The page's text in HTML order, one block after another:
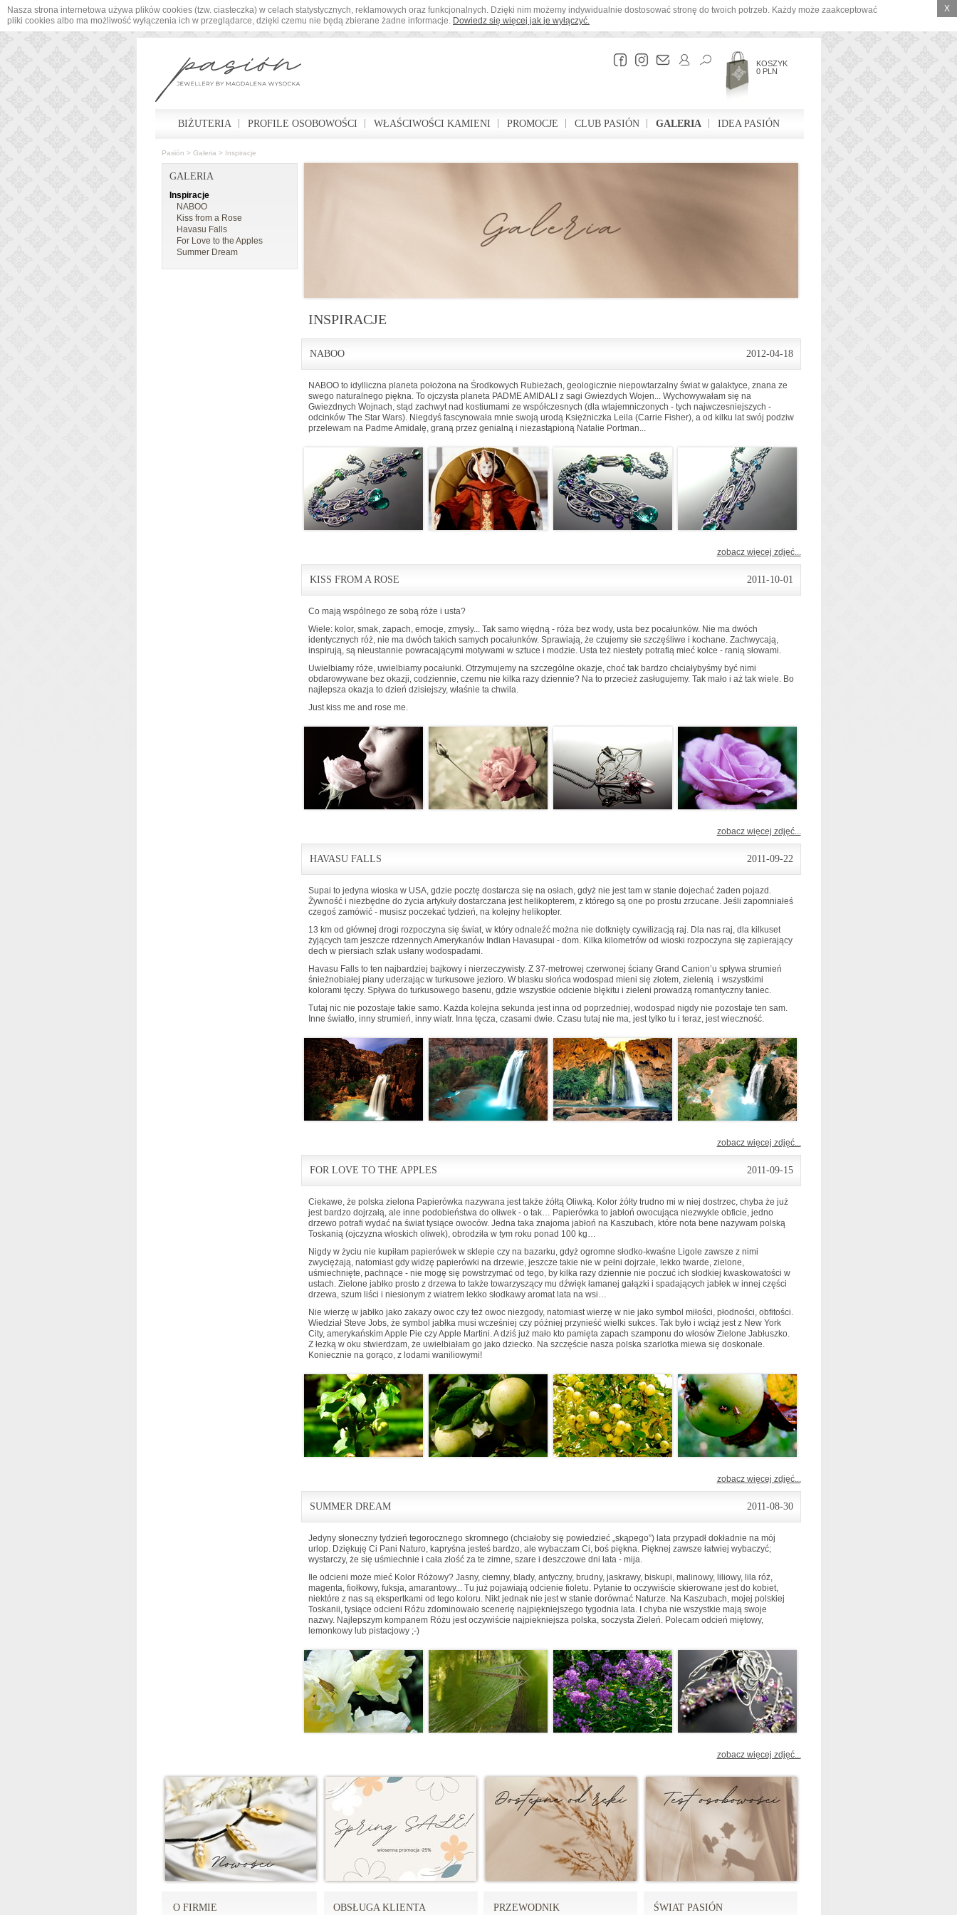
Nasza strona internetowa używa plików cookies (tzw. ciasteczka) w celach statystycznych, reklamowych oraz funkcjonalnych. Dzięki nim możemy indywidualnie dostosować stronę do twoich potrzeb. Każdy może zaakceptować
pliki cookies albo ma możliwość wyłączenia ich w przeglądarce, dzięki czemu nie będą zbierane żadne informacje. Dowiedz się więcej jak je wyłączyć.
X
BIŻUTERIA PROFILE OSOBOWOŚCI WŁAŚCIWOŚCI KAMIENI PROMOCJE CLUB PASIÓN GALERIA IDEA PASIÓN
KOSZYK
0 PLN
Pasión > Galeria > Inspiracje
GALERIA
Inspiracje
NABOO
Kiss from a Rose
Havasu Falls
For Love to the Apples
Summer Dream
INSPIRACJE
NABOO 2012-04-18
NABOO to idylliczna planeta położona na Środkowych Rubieżach, geologicznie niepowtarzalny świat w galaktyce, znana ze
swego naturalnego piękna. To ojczysta planeta PADME AMIDALI z sagi Gwiezdych Wojen... Wychowywałam się na
Gwiezdnych Wojnach, stąd zachwyt nad kostiumami ze współczesnych (dla wtajemniczonych - tych najwczesniejszych -
odcinków The Star Wars). Niegdyś fascynowała mnie swoją urodą Księżniczka Leila (Carrie Fisher), a od kilku lat swój podziw
przelewam na Padme Amidalę, graną przez genialną i niezastąpioną Natalie Portman...
zobacz więcej zdjęć...
KISS FROM A ROSE 2011-10-01
Co mają wspólnego ze sobą róże i usta?
Wiele: kolor, smak, zapach, emocje, zmysły... Tak samo więdną - róża bez wody, usta bez pocałunków. Nie ma dwóch
identycznych róż, nie ma dwóch takich samych pocałunków. Sprawiają, że czujemy sie szczęśliwe i kochane. Zachwycają,
inspirują, są nieustannie powracającymi motywami w sztuce i modzie. Usta też niestety potrafią mieć kolce - ranią słowami.
Uwielbiamy róże, uwielbiamy pocałunki. Otrzymujemy na szczególne okazje, choć tak bardzo chciałybyśmy być nimi
obdarowywane bez okazji, codziennie, czemu nie kilka razy dziennie? Na to przecież zasługujemy. Tak mało i aż tak wiele. Bo
najlepsza okazja to dzień dzisiejszy, właśnie ta chwila.
Just kiss me and rose me.
zobacz więcej zdjęć...
HAVASU FALLS 2011-09-22
Supai to jedyna wioska w USA, gdzie pocztę dostarcza się na osłach, gdyż nie jest tam w stanie dojechać żaden pojazd.
Żywność i niezbędne do życia artykuły dostarczana jest helikopterem, z którego są one po prostu zrzucane. Jeśli zapomniałeś
czegoś zamówić - musisz poczekać tydzień, na kolejny helikopter.
13 km od głównej drogi rozpoczyna się świat, w który odnaleźć można nie dotknięty cywilizacją raj. Dla nas raj, dla kilkuset
żyjących tam jeszcze rdzennych Amerykanów Indian Havasupai - dom. Kilka kilometrów od wioski rozpoczyna się zapierający
dech w piersiach szlak usłany wodospadami.
Havasu Falls to ten najbardziej bajkowy i nierzeczywisty. Z 37-metrowej czerwonej ściany Grand Canion’u spływa strumień
śnieżnobiałej piany uderzając w turkusowe jezioro. W blasku słońca wodospad mieni się złotem, zielenią i wszystkimi
kolorami tęczy. Spływa do turkusowego basenu, gdzie wszystkie odcienie błękitu i zieleni prowadzą romantyczny taniec.
Tutaj nic nie pozostaje takie samo. Każda kolejna sekunda jest inna od poprzedniej, wodospad nigdy nie pozostaje ten sam.
Inne światło, inny strumień, inny wiatr. Inna tęcza, czasami dwie. Czasu tutaj nie ma, jest tylko tu i teraz, jest wieczność.
zobacz więcej zdjęć...
FOR LOVE TO THE APPLES 2011-09-15
Ciekawe, że polska zielona Papierówka nazywana jest także żółtą Oliwką. Kolor żółty trudno mi w niej dostrzec, chyba że już
jest bardzo dojrzałą, ale inne podobieństwa do oliwek - o tak… Papierówka to jabłoń owocująca niezwykle obficie, jedno
drzewo potrafi wydać na świat tysiące owoców. Jedna taka znajoma jabłoń na Kaszubach, które nota bene nazywam polską
Toskanią (ojczyzna włoskich oliwek), obrodziła w tym roku ponad 100 kg…
Nigdy w życiu nie kupiłam papierówek w sklepie czy na bazarku, gdyż ogromne słodko-kwaśne Ligole zawsze z nimi
zwyciężają, natomiast gdy widzę papierówki na drzewie, jeszcze takie nie w pełni dojrzałe, lekko twarde, zielone,
uśmiechnięte, pachnące - nie mogę się powstrzymać od tego, by kilka razy dziennie nie poczuć ich słodkiej kwaskowatości w
ustach. Zielone jabłko prosto z drzewa to także towarzyszący mu dźwięk łamanej gałązki i spadających jabłek w innej części
drzewa, szum liści i niesionym z wiatrem lekko słodkawy aromat lata na wsi…
Nie wierzę w jabłko jako zakazy owoc czy też owoc niezgody, natomiast wierzę w nie jako symbol miłości, płodności, obfitości.
Wiedział Steve Jobs, że symbol jabłka musi wcześniej czy później przynieść wielki sukces. Tak było i wciąż jest z New York
City, amerykańskim Apple Pie czy Apple Martini. A dziś już mało kto pamięta zapach szamponu do włosów Zielone Jabłuszko.
Z łezką w oku stwierdzam, że uwielbiałam go jako dziecko. Na szczęście nasza polska szarlotka miewa się doskonale.
Koniecznie na gorąco, z lodami waniliowymi!
zobacz więcej zdjęć...
SUMMER DREAM 2011-08-30
Jedyny słoneczny tydzień tegorocznego skromnego (chciałoby się powiedzieć „skąpego”) lata przypadł dokładnie na mój
urlop. Dziękuję Ci Pani Naturo, kapryśna jesteś bardzo, ale wybaczam Ci, boś piękna. Pięknej zawsze łatwiej wybaczyć;
wystarczy, że się uśmiechnie i cała złość za te zimne, szare i deszczowe dni lata - mija.
Ile odcieni może mieć Kolor Różowy? Jasny, ciemny, blady, antyczny, brudny, jaskrawy, biskupi, malinowy, liliowy, lila róż,
magenta, fiołkowy, fuksja, amarantowy... Tu już pojawiają odcienie fioletu. Pytanie to oczywiście skierowane jest do kobiet,
niektóre z nas są ekspertkami od tego koloru. Nikt jednak nie jest w stanie dorównać Naturze. Na Kaszubach, mojej polskiej
Toskanii, tysiące odcieni Różu zdominowało scenerię najpiękniejszego tygodnia lata. I chyba nie wszystkie mają swoje
nazwy. Najlepszym kompanem Różu jest oczywiście najpiekniejsza polska, soczysta Zieleń. Polecam odcień miętowy,
lemonkowy lub pistacjowy ;-)
zobacz więcej zdjęć...
O FIRMIE OBSŁUGA KLIENTA PRZEWODNIK ŚWIAT PASIÓN